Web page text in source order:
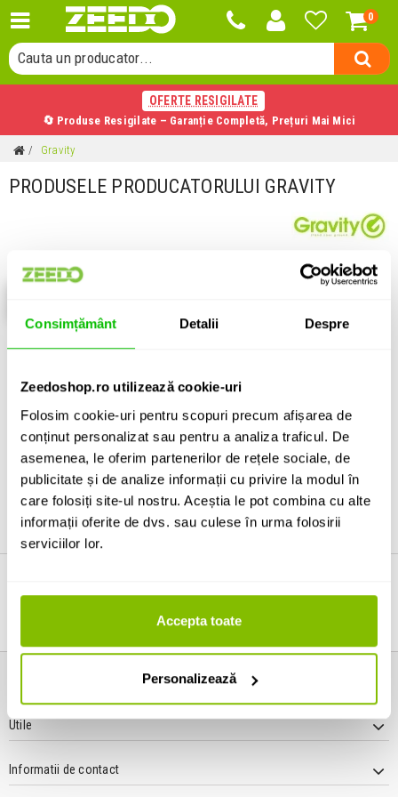
Consimțământ Detalii Despre
Zeedoshop.ro utilizează cookie-uri
Folosim cookie-uri pentru scopuri precum afișarea de
conținut personalizat sau pentru a analiza traficul. De
asemenea, le oferim partenerilor de rețele sociale, de
publicitate și de analize informații cu privire la modul în
care folosiți site-ul nostru. Aceștia le pot combina cu alte
informații oferite de dvs. sau culese în urma folosirii
serviciilor lor.
Accepta toate
Personalizează
0
Cauta o categorie...
Cauta un producator...
Cauta un produs...
OFERTE RESIGILATE
🔄 Produse Resigilate – Garanție Completă, Prețuri Mai Mici
Gravity
PRODUSELE PRODUCATORULUI GRAVITY
Se încarcă produsele ...
LIVRARE IN 24h (L - V)
Utile
Informatii de contact